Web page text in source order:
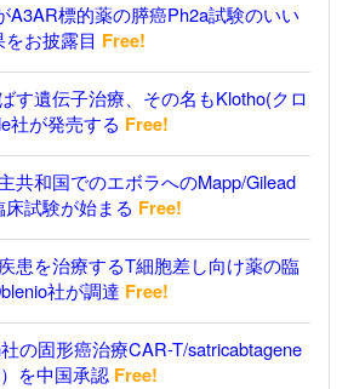
A3AR標的薬の膵癌Ph2a試験のいい
お披露目 Free!
す遺伝子治療、その名もKlotho(クロ
社が発売する Free!
共和国でのエボラへのMapp/Gilead
試験が始まる Free!
患を治療するT細胞差し向け薬の臨
社が調達 Free!
の固形癌治療CAR-T/satricabtagene
を中国承認 Free!